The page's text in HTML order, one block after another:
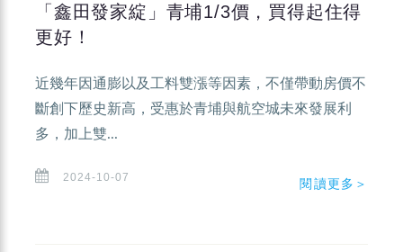
「鑫田發家綻」青埔1/3價，買得起住得
更好！
近幾年因通膨以及工料雙漲等因素，不僅帶動房價不
斷創下歷史新高，受惠於青埔與航空城未來發展利
多，加上雙...
2024-10-07 閱讀更多＞